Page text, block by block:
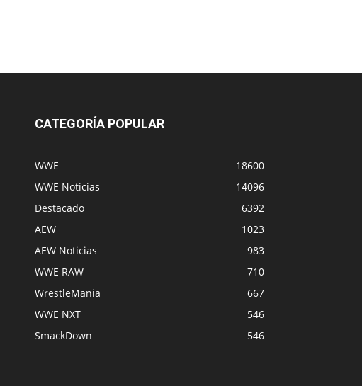
CATEGORÍA POPULAR
WWE
18600
WWE Noticias
14096
Destacado
6392
AEW
1023
AEW Noticias
983
WWE RAW
710
WrestleMania
667
WWE NXT
546
SmackDown
546